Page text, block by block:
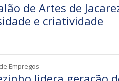
de Artes de
e criatividade
Empregos